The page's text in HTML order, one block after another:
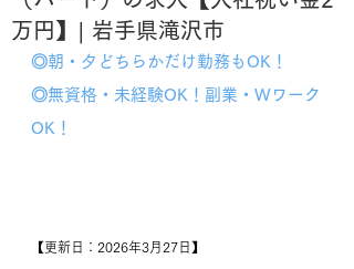
万円】| 岩手県滝沢市
◎朝・夕どちらかだけ勤務もOK！
◎無資格・未経験OK！副業・Wワーク
OK！
【更新日：2026年3月27日】